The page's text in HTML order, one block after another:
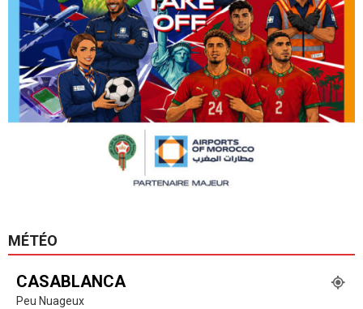
MÉTÉO
CASABLANCA
Peu Nuageux